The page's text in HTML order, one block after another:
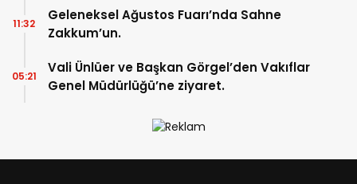
Geleneksel Ağustos Fuarı’nda Sahne
Zakkum’un.
11:32
Vali Ünlüer ve Başkan Görgel’den Vakıflar
Genel Müdürlüğü’ne ziyaret.
05:21